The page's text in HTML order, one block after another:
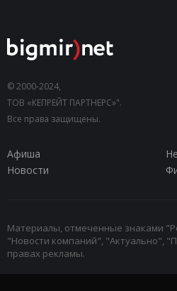
© 2000-2024,
ТОВ «КЕПРЕЙТ ПАРТНЕРС»".
Все права защищены.
Афиша
Новости
Материалы, отмеченные знаками
"Новости компаний", "Актуально",
правах рекламы.